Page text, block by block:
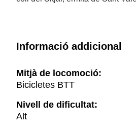
Informació addicional
Mitjà de locomoció:
Bicicletes BTT
Nivell de dificultat:
Alt